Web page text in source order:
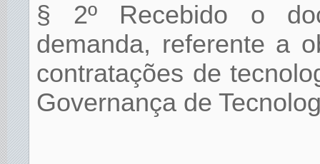
§ 2º Recebido o
demanda, referente a
contratações de
Governança de